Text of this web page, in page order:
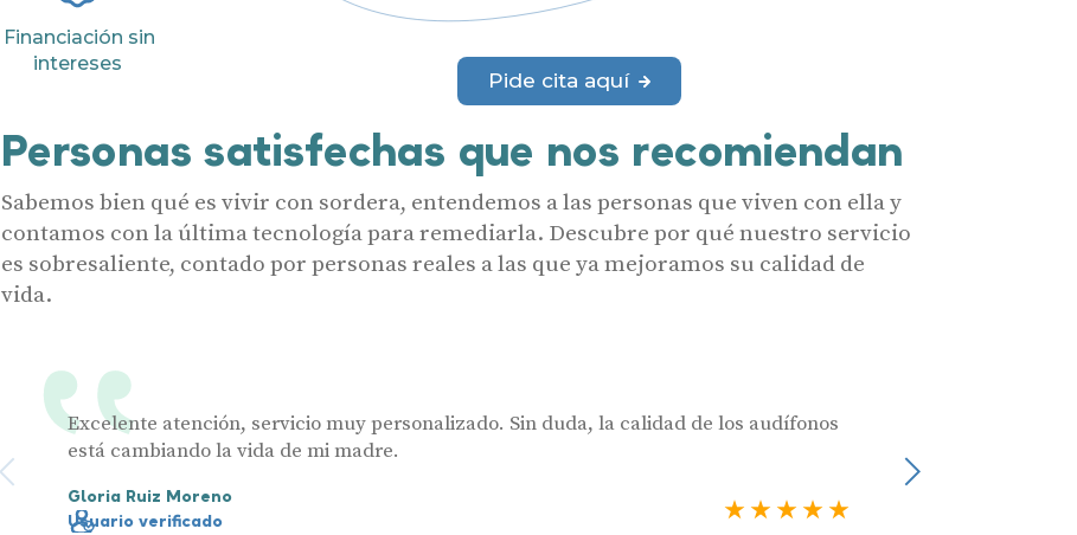
Financiación sin
intereses
Pide cita aquí
Personas satisfechas que nos recomiendan
Sabemos bien qué es vivir con sordera, entendemos a las personas que viven con ella y
contamos con la última tecnología para remediarla. Descubre por qué nuestro servicio
es sobresaliente, contado por personas reales a las que ya mejoramos su calidad de
vida.
Excelente atención, servicio muy personalizado. Sin duda, la calidad de los audífonos
está cambiando la vida de mi madre.
Gloria Ruiz Moreno
Usuario verificado
Julia Castro
nuestras
Acepto la cesión de estos datos a empresas colaboradoras de Miaudífono para poder ofrecer los servicios
Al hacer click en «Contáctanos» declaras haber leído y aceptado nuestra